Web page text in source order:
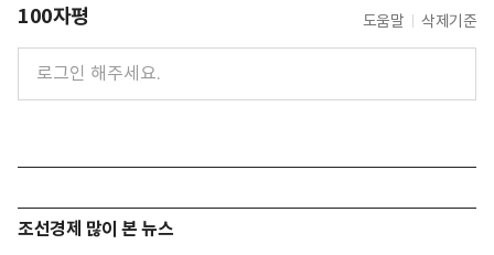
100자평 도움말 삭제기준
조선경제 많이 본 뉴스